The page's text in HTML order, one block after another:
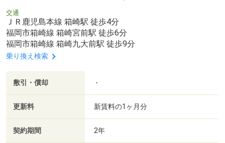
交通
ＪＲ鹿児島本線 箱崎駅 徒歩4分
福岡市箱崎線 箱崎宮前駅 徒歩6分
福岡市箱崎線 箱崎九大前駅 徒歩9分
乗り換え検索
敷引・償却 -
更新料 新賃料の1ヶ月分
契約期間 2年